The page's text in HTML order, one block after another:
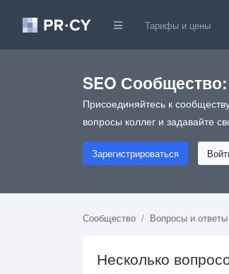
Тарифы и цены
SEO
Присоединяйтесь к
вопросы коллег и задавайте
Зарегистрироваться
Сообщество Вопросы и ответы
Несколько